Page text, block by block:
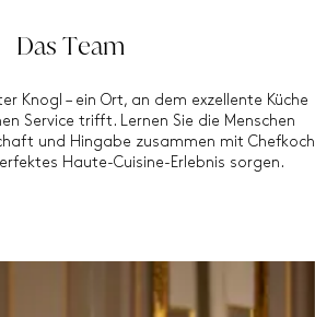
Das Team
Knogl – ein Ort, an dem exzellente Küche
Service trifft. Lernen Sie die Menschen
und Hingabe zusammen mit Chefkoch
Haute-Cuisine-Erlebnis sorgen.